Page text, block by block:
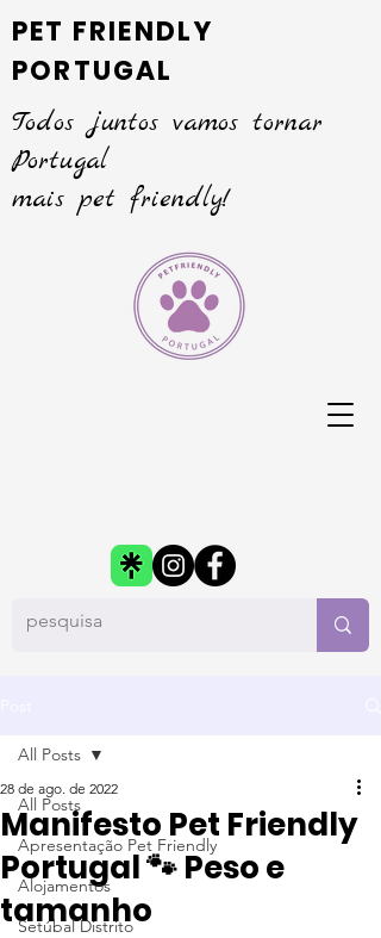
PET FRIENDLY
PORTUGAL
Todos juntos vamos tornar
Portugal
mais pet friendly!
All Posts
Apresentação Pet Friendly
Alojamentos
Setúbal Distrito
All Posts
Manifesto Pet Friendly
Portugal 🐾 Peso e
tamanho
28 de ago. de 2022